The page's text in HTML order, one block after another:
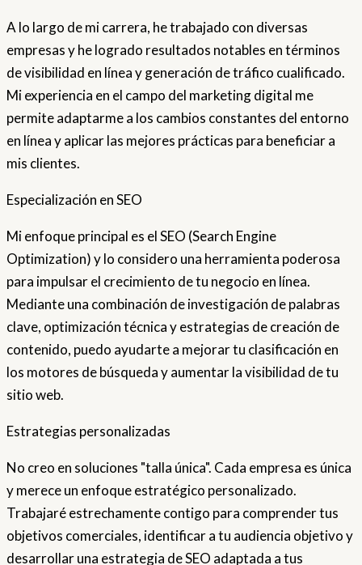
A lo largo de mi carrera, he trabajado con diversas
empresas y he logrado resultados notables en términos
de visibilidad en línea y generación de tráfico cualificado.
Mi experiencia en el campo del marketing digital me
permite adaptarme a los cambios constantes del entorno
en línea y aplicar las mejores prácticas para beneficiar a
mis clientes.
Especialización en SEO
Mi enfoque principal es el SEO (Search Engine
Optimization) y lo considero una herramienta poderosa
para impulsar el crecimiento de tu negocio en línea.
Mediante una combinación de investigación de palabras
clave, optimización técnica y estrategias de creación de
contenido, puedo ayudarte a mejorar tu clasificación en
los motores de búsqueda y aumentar la visibilidad de tu
sitio web.
Estrategias personalizadas
No creo en soluciones "talla única". Cada empresa es única
y merece un enfoque estratégico personalizado.
Trabajaré estrechamente contigo para comprender tus
objetivos comerciales, identificar a tu audiencia objetivo y
desarrollar una estrategia de SEO adaptada a tus